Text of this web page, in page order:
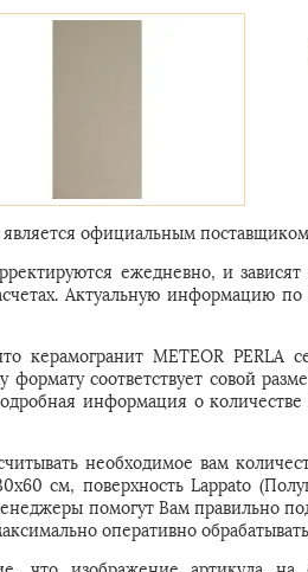
официальным поставщиком
ежедневно, и
Актуальную информацию
керамогранит METEOR PERLA
формату соответствует совой
информация о
необходимое вам
см, поверхность Lappato
помогут Вам правильно
оперативно